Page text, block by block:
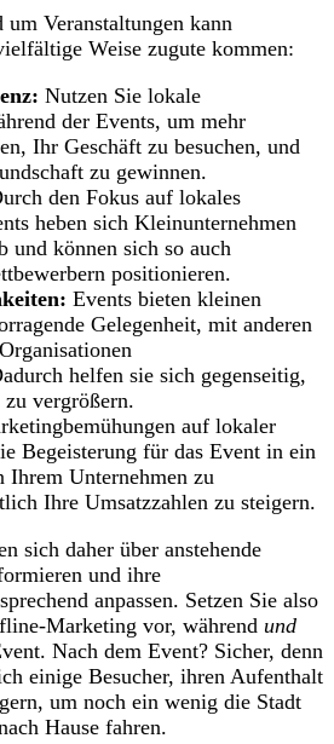
Veranstaltungen kann
Weise zugute kommen:
Nutzen Sie lokale
der Events, um mehr
Ihr Geschäft zu besuchen, und
zu gewinnen.
den Fokus auf lokales
heben sich Kleinunternehmen
und können sich so auch
positionieren.
Events bieten kleinen
Gelegenheit, mit anderen
helfen sie sich gegenseitig,
vergrößern.
auf lokaler
Begeisterung für das Event in ein
Ihrem Unternehmen zu
Ihre Umsatzzahlen zu steigern.
sich daher über anstehende
und ihre
anpassen. Setzen Sie also
Marketing vor, während und
Nach dem Event? Sicher, denn
einige Besucher, ihren Aufenthalt
um noch ein wenig die Stadt
Hause fahren.